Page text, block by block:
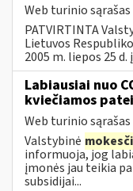
Web turinio sąrašas
PATVIRTINTA
Lietuvos
2005 m. liepos 25 d.
Labiausiai nuo
kviečiamos
Web turinio sąrašas
Valstybinė
informuoja, jog
įmonės jau teikia
subsidijai...